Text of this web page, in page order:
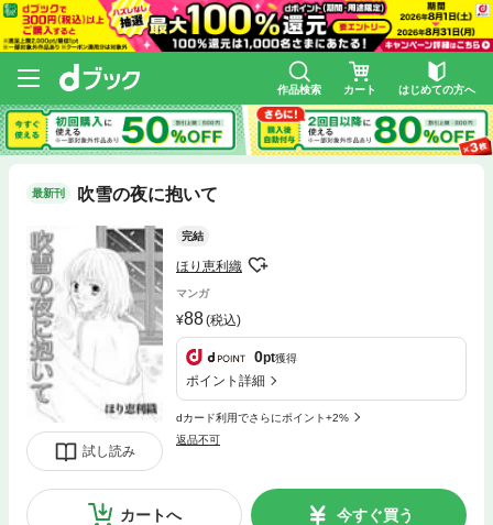
作品検索 カート はじめての方へ
最新刊 吹雪の夜に抱いて
試し読み
完結
ほり恵利織
マンガ
88(税込)
0pt獲得
ポイント詳細
dカード利用でさらにポイント+2%
返品不可
カートへ 今すぐ買う